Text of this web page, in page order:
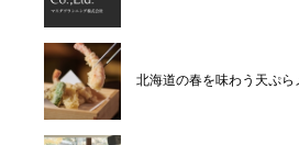
北海道の春を味わう天ぷら